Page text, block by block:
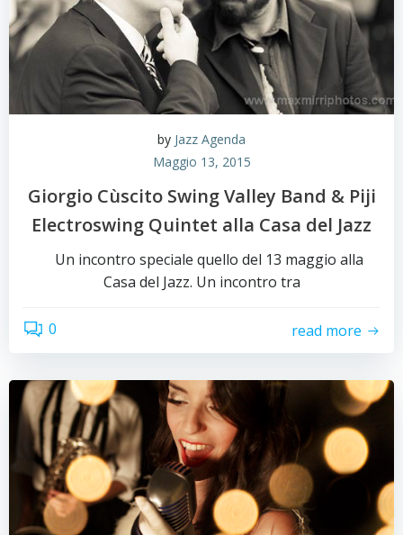
by Jazz Agenda
Maggio 13, 2015
Giorgio Cùscito Swing Valley Band & Piji
Electroswing Quintet alla Casa del Jazz
Un incontro speciale quello del 13 maggio alla
Casa del Jazz. Un incontro tra
0 read more